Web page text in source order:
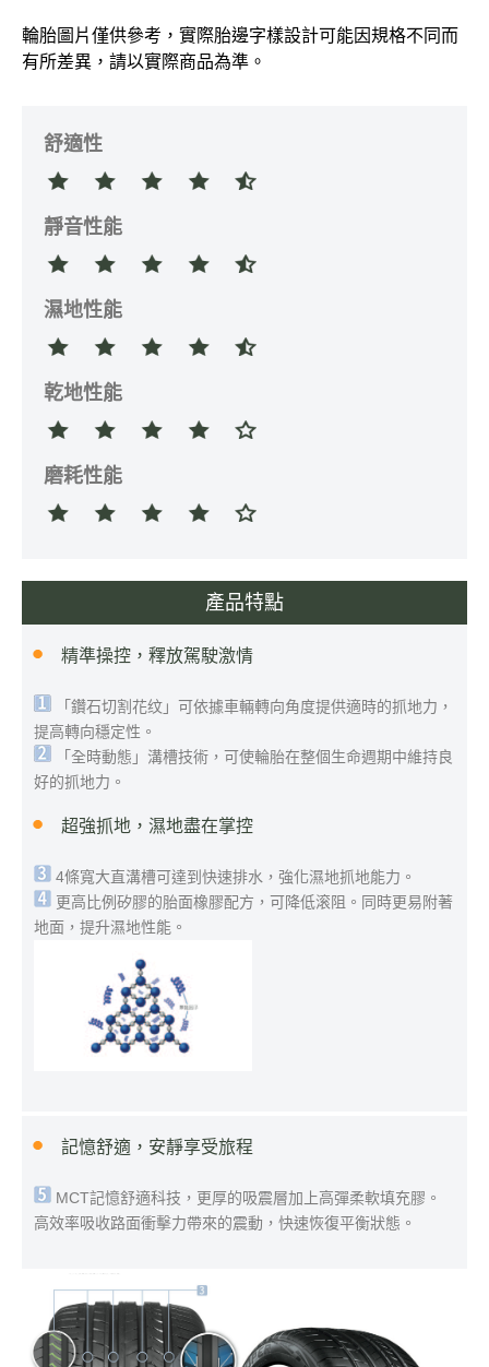
輪胎圖片僅供參考，實際胎邊字樣設計可能因規格不同而
有所差異，請以實際商品為準。
舒適性
靜音性能
濕地性能
乾地性能
磨耗性能
產品特點
精準操控，釋放駕駛激情
「鑽石切割花纹」可依據車輛轉向角度提供適時的抓地力，
提高轉向穩定性。
「全時動態」溝槽技術，可使輪胎在整個生命週期中維持良
好的抓地力。
超強抓地，濕地盡在掌控
4條寬大直溝槽可達到快速排水，強化濕地抓地能力。
更高比例矽膠的胎面橡膠配方，可降低滚阻。同時更易附著
地面，提升濕地性能。
記憶舒適，安靜享受旅程
MCT記憶舒適科技，更厚的吸震層加上高彈柔軟填充膠。
高效率吸收路面衝擊力帶來的震動，快速恢復平衡狀態。